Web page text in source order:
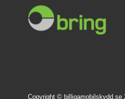
Copyright © billigamobilskydd.se